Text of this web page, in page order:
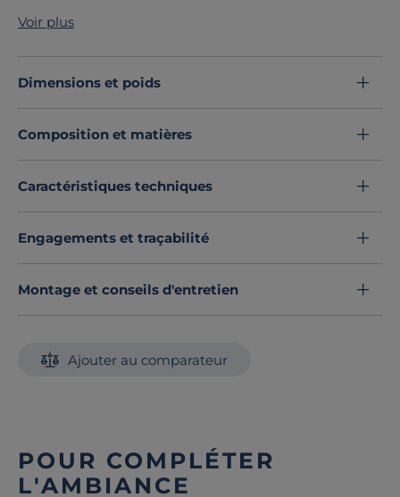
Sa maille polaire est composée d'une multitude de
microfibres qui lui apportent beaucoup de douceur.
Des traitements mécaniques font éclater ces fibres
Elle convient aux matelas d'épaisseur normale (20 à 25
cm), nous vous conseillons de compter 80 cm de plus
pour border les côtés, et 40 cm de plus pour border au
Voir plus
Dimensions et poids
Composition et matières
Caractéristiques techniques
Engagements et traçabilité
Montage et conseils d'entretien
Ajouter au comparateur
POUR COMPLÉTER
L'AMBIANCE